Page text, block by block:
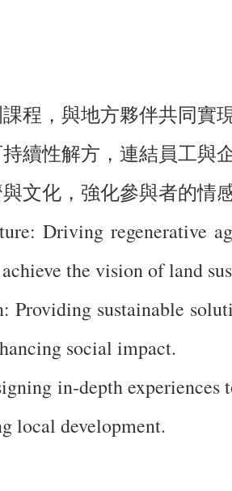
程，與地方夥伴共同實
續性解方，連結員工與
文化，強化參與者的情
Driving regenerative
the vision of land
sustainable
social impact.
in-depth
local development.